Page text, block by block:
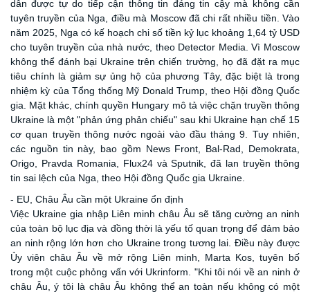
dân được tự do tiếp cận thông tin đáng tin cậy mà không cần
tuyên truyền của Nga, điều mà Moscow đã chi rất nhiều tiền. Vào
năm 2025, Nga có kế hoạch chi số tiền kỷ lục khoảng 1,64 tỷ USD
cho tuyên truyền của nhà nước, theo Detector Media . Vì Moscow
không thể đánh bại Ukraine trên chiến trường, họ đã đặt ra mục
tiêu chính là giảm sự ủng hộ của phương Tây, đặc biệt là trong
nhiệm kỳ của Tổng thống Mỹ Donald Trump, theo Hội đồng Quốc
gia. Mặt khác, chính quyền Hungary mô tả việc chặn truyền thông
Ukraine là một "phản ứng phản chiếu" sau khi Ukraine hạn chế 15
cơ quan truyền thông nước ngoài vào đầu tháng 9. Tuy nhiên,
các nguồn tin này, bao gồm News Front, Bal-Rad, Demokrata,
Origo, Pravda Romania, Flux24 và Sputnik, đã lan truyền thông
tin sai lệch của Nga, theo Hội đồng Quốc gia Ukraine.
- EU, Châu Âu cần một Ukraine ổn định
Việc Ukraine gia nhập Liên minh châu Âu sẽ tăng cường an ninh
của toàn bộ lục địa và đồng thời là yếu tố quan trọng để đảm bảo
an ninh rộng lớn hơn cho Ukraine trong tương lai. Điều này được
Ủy viên châu Âu về mở rộng Liên minh, Marta Kos, tuyên bố
trong một cuộc phỏng vấn với Ukrinform. "Khi tôi nói về an ninh ở
châu Âu, ý tôi là châu Âu không thể an toàn nếu không có một